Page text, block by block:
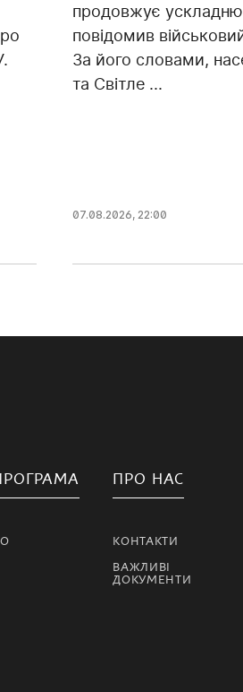
продовжує
повідомив
За його словами,
та Світле ...
07.08.2026, 22:00
ПРО НАС
КОНТАКТИ
ВАЖЛИВІ
ДОКУМЕНТИ